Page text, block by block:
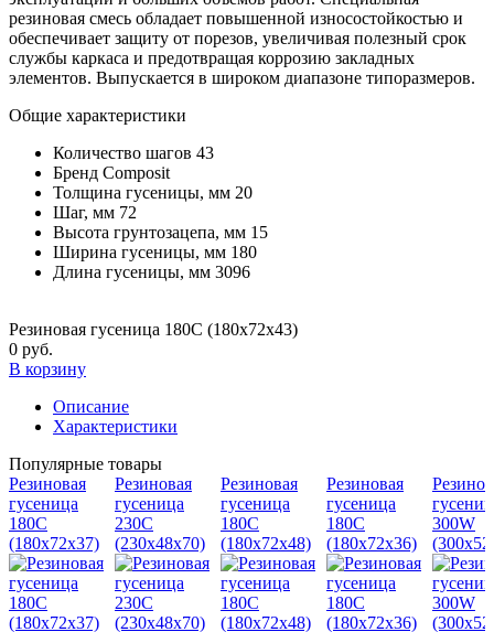
резиновая смесь обладает повышенной износостойкостью и
обеспечивает защиту от порезов, увеличивая полезный срок
службы каркаса и предотвращая коррозию закладных
элементов. Выпускается в широком диапазоне типоразмеров.
Общие характеристики
Количество шагов 43
Бренд Composit
Толщина гусеницы, мм 20
Шаг, мм 72
Высота грунтозацепа, мм 15
Ширина гусеницы, мм 180
Длина гусеницы, мм 3096
Резиновая гусеница 180С (180х72х43)
0 руб.
В корзину
Описание
Характеристики
Популярные товары
Резиновая
гусеница
180С
(180х72х37)
Резиновая
гусеница
230C
(230х48х70)
Резиновая
гусеница
180С
(180х72х48)
Резиновая
гусеница
180С
(180х72х36)
300W